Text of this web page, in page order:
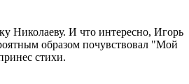
Николаеву. И что интересно, Игорь
образом почувствовал "Мой
стихи.